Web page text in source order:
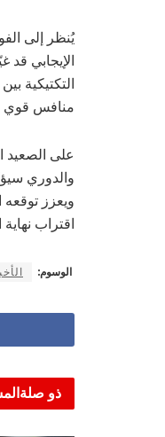
يُنظر إلى
الإيجابي قد
التكتيكية
منافس قوي
على الصعيد
والدوري
ويعزز
اقتراب
الوسوم:
ذو صلة